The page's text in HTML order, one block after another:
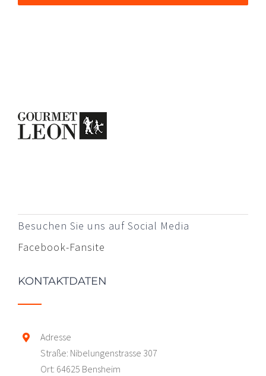
Besuchen Sie uns auf Social Media
Facebook-Fansite
KONTAKTDATEN
Adresse
Straße: Nibelungenstrasse 307
Ort: 64625 Bensheim